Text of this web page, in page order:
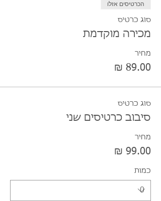
הכרטיסים אזלו
סוג כרטיס
מכירה מוקדמת
מחיר
סוג כרטיס
סיבוב כרטיסים שני
מחיר
כמות